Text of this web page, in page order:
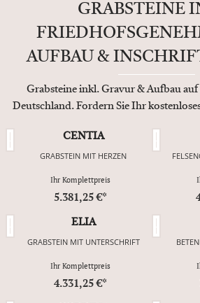
GRABSTEINE
AUFBAU &
Grabsteine inkl. Gravur & Aufbau
Deutschland. Fordern Sie Ihr
CENTIA
GRABSTEIN MIT HERZEN
Ihr Komplettpreis
5.381,25 €*
ELIA
GRABSTEIN MIT UNTERSCHRIFT
Ihr Komplettpreis
4.331,25 €*